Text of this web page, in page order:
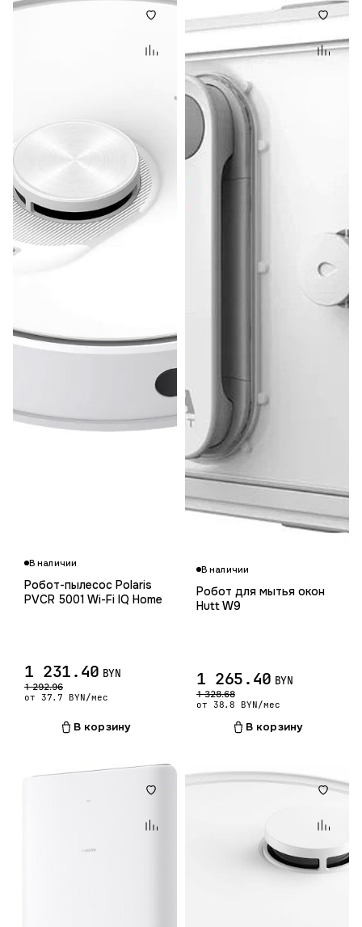
В наличии
Робот-пылесос Polaris
PVCR 5001 Wi-Fi IQ Home
1 231.40 BYN
1 292.96
от 37.7 BYN/мес
В корзину
В наличии
Робот для мытья окон
Hutt W9
1 265.40 BYN
1 328.68
от 38.8 BYN/мес
В корзину